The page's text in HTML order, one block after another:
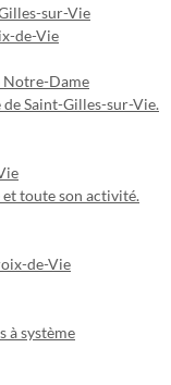
sur-Vie
de-Vie
Notre-Dame
de Saint-Gilles-sur-Vie.
toute son activité.
de-Vie
à système